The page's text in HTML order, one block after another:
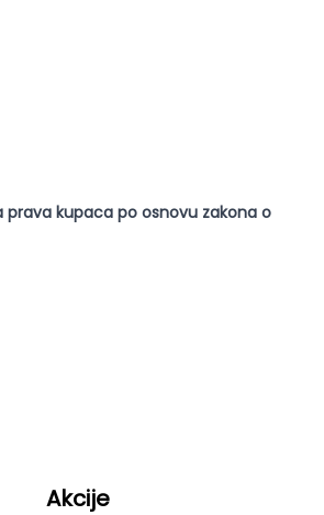
prava kupaca po osnovu zakona o
Akcije